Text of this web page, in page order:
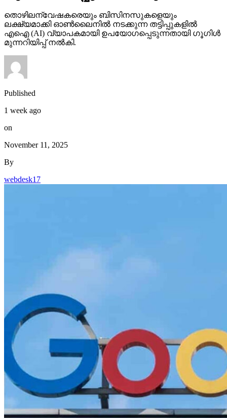
തൊഴിലന്വേഷകരെയും ബിസിനസുകളെയും
ലക്ഷ്യമാക്കി ഓണ്‍ലൈനില്‍ നടക്കുന്ന തട്ടിപ്പുകളില്‍
എഐ (AI) വ്യാപകമായി ഉപയോഗപ്പെടുന്നതായി ഗൂഗിള്‍
മുന്നറിയിപ്പ് നല്‍കി.
Published
1 week ago
on
November 11, 2025
By
webdesk17